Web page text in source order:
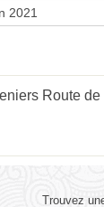
2021
Route
Trouvez